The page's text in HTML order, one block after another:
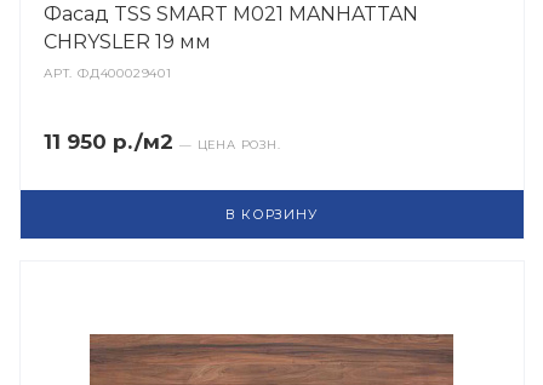
Фасад TSS SMART M021 MANHATTAN
CHRYSLER 19 мм
АРТ.ФД400029401
11 950 р./м2 — ЦЕНА РОЗН.
В КОРЗИНУ